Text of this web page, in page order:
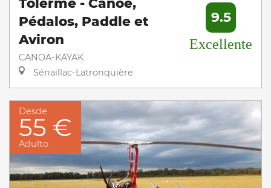
Tolerme - Canoë,
Pédalos, Paddle et
Aviron
CANOA-KAYAK
Sénaillac-Latronquière
9.5
Excellente
Desde
55 €
Adulto